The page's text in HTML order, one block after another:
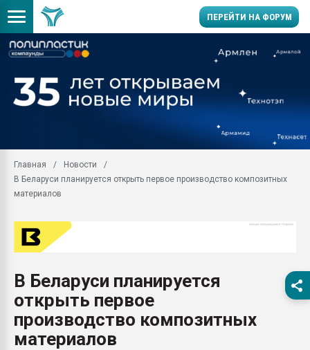
ПЕРЕЙТИ НА ФОРУМ
производство SPC
заводу пластмасс"
28.07.2026
ситуацией на
Всё, что касается
Главная
Новости
В Беларуси планируется открыть первое производство композитных
материалов
В Беларуси планируется
открыть первое
производство композитных
материалов